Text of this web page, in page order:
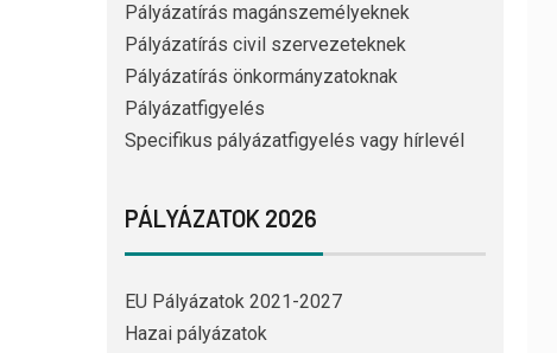
Pályázatírás magánszemélyeknek
Pályázatírás civil szervezeteknek
Pályázatírás önkormányzatoknak
Pályázatfigyelés
Specifikus pályázatfigyelés vagy hírlevél
PÁLYÁZATOK 2026
EU Pályázatok 2021-2027
Hazai pályázatok